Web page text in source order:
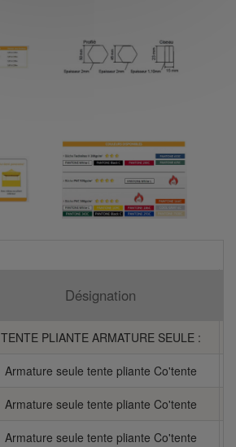
Désignation
TENTE PLIANTE ARMATURE SEULE :
Armature seule tente pliante Co'tente
Armature seule tente pliante Co'tente
Armature seule tente pliante Co'tente